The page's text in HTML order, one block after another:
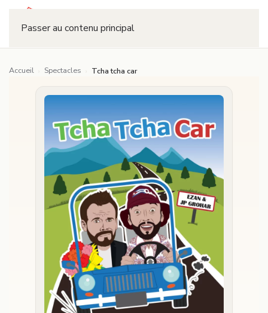
Passer au contenu principal
Accueil Spectacles Tcha tcha car